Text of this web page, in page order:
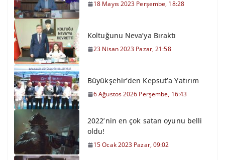
18 Mayıs 2023 Perşembe, 18:28
Koltuğunu Neva’ya Bıraktı
23 Nisan 2023 Pazar, 21:58
Büyükşehir’den Kepsut’a Yatırım
6 Ağustos 2026 Perşembe, 16:43
2022’nin en çok satan oyunu belli
oldu!
15 Ocak 2023 Pazar, 09:02